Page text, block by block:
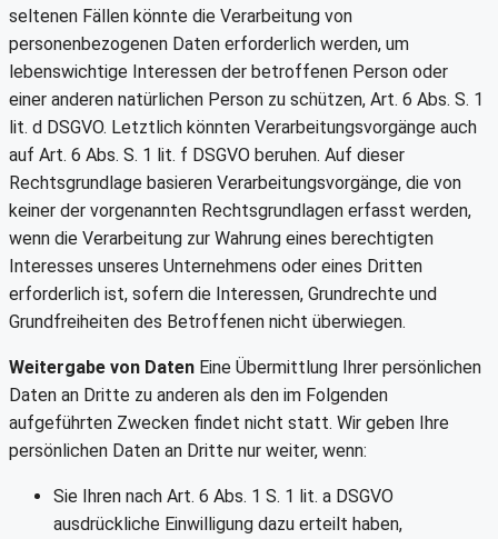
seltenen Fällen könnte die Verarbeitung von
personenbezogenen Daten erforderlich werden, um
lebenswichtige Interessen der betroffenen Person oder
einer anderen natürlichen Person zu schützen, Art. 6 Abs. S. 1
lit. d DSGVO. Letztlich könnten Verarbeitungsvorgänge auch
auf Art. 6 Abs. S. 1 lit. f DSGVO beruhen. Auf dieser
Rechtsgrundlage basieren Verarbeitungsvorgänge, die von
keiner der vorgenannten Rechtsgrundlagen erfasst werden,
wenn die Verarbeitung zur Wahrung eines berechtigten
Interesses unseres Unternehmens oder eines Dritten
erforderlich ist, sofern die Interessen, Grundrechte und
Grundfreiheiten des Betroffenen nicht überwiegen.
Weitergabe von Daten Eine Übermittlung Ihrer persönlichen
Daten an Dritte zu anderen als den im Folgenden
aufgeführten Zwecken findet nicht statt. Wir geben Ihre
persönlichen Daten an Dritte nur weiter, wenn:
Sie Ihren nach Art. 6 Abs. 1 S. 1 lit. a DSGVO
ausdrückliche Einwilligung dazu erteilt haben,